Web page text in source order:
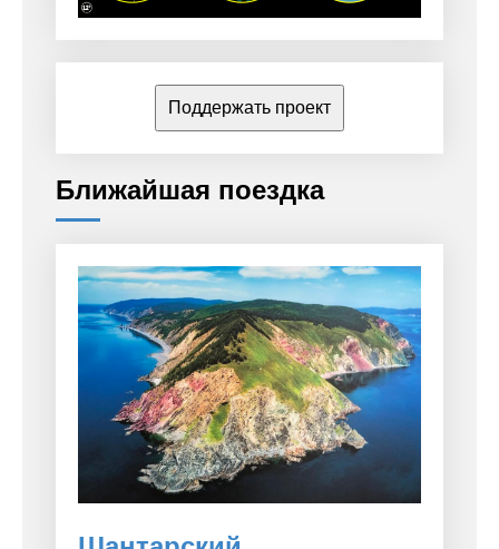
Поддержать проект
Ближайшая поездка